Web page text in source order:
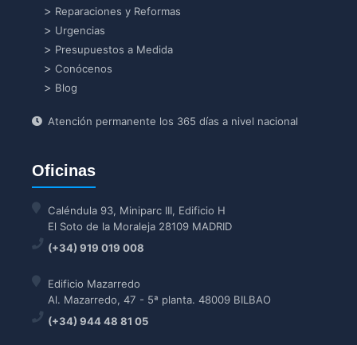
Reparaciones y Reformas
Urgencias
Presupuestos a Medida
Conócenos
Blog
Atención permanente los 365 días a nivel nacional
Oficinas
Caléndula 93, Miniparc III, Edificio H
El Soto de la Moraleja 28109 MADRID
(+34) 919 019 008
Edificio Mazarredo
Al. Mazarredo, 47 - 5ª planta. 48009 BILBAO
(+34) 944 48 81 05